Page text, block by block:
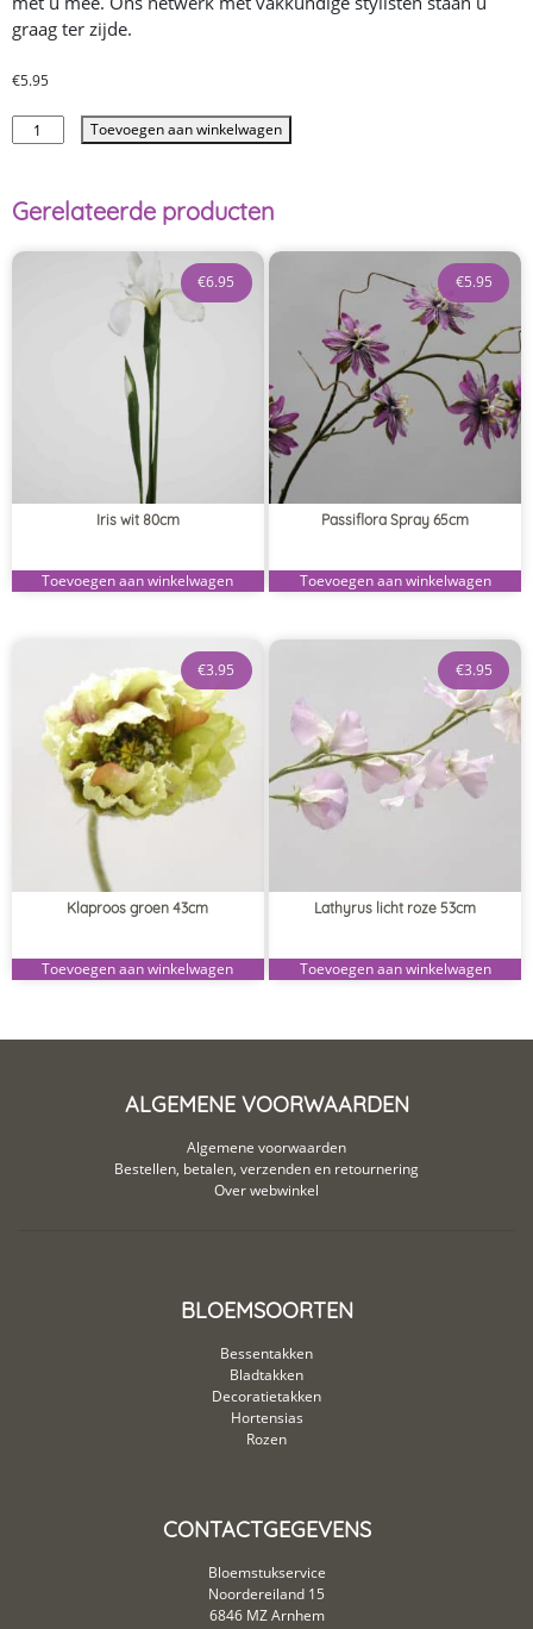
graag ter zijde.
€5.95
Toevoegen aan winkelwagen
Gerelateerde producten
Iris wit 80cm
€6.95
Toevoegen aan winkelwagen
Passiflora Spray 65cm
€5.95
Toevoegen aan winkelwagen
Klaproos groen 43cm
€3.95
Toevoegen aan winkelwagen
Lathyrus licht roze 53cm
€3.95
Toevoegen aan winkelwagen
ALGEMENE VOORWAARDEN
Algemene voorwaarden
Bestellen, betalen, verzenden en retournering
Over webwinkel
BLOEMSOORTEN
Bessentakken
Bladtakken
Decoratietakken
Hortensias
Rozen
CONTACTGEGEVENS
Bloemstukservice
Noordereiland 15
6846 MZ Arnhem